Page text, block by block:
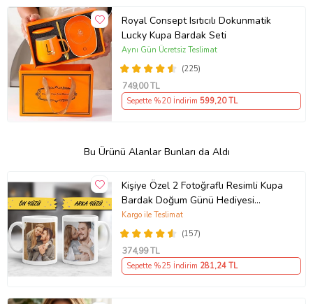
Royal Consept Isıtıcılı Dokunmatik
Lucky Kupa Bardak Seti
(225)
Aynı Gün Ücretsiz Teslimat
749,00 TL
Sepette %20 İndirim 599,20 TL
Bu Ürünü Alanlar Bunları da Aldı
Kişiye Özel 2 Fotoğraflı Resimli Kupa
Bardak Doğum Günü Hediyesi
Sevgiliye Hediye Anneye Babaya
Ablaya Abiye Kız Kardeşe Erkek
Kardeşe Arkadaşa Sevgiliye Hediye
Yıl Dönümü Hediyesi
(157)
Kargo ile Teslimat
374,99 TL
Sepette %25 İndirim 281,24 TL